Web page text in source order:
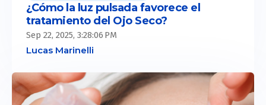
¿Cómo la luz pulsada favorece el
tratamiento del Ojo Seco?
Sep 22, 2025, 3:28:06 PM
Lucas Marinelli